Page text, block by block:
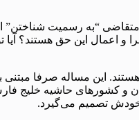
“به رسمیت شناختن”
و اعمال این حق هستند؟
این مساله صرفا مبتنی
و کشورهای حاشیه خلیج
خودش تصمیم می‌گیرد.